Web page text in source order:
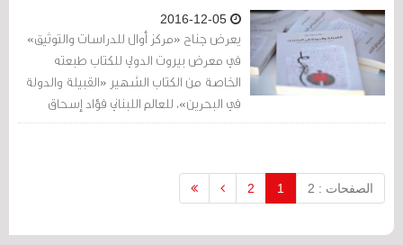
يعرض جناح «مركز أوال للدراسات والتوثيق»
في معرض بيروت الدولي للكتاب طبعته
الخاصة من الكتاب الشهير «القبيلة والدولة
في البحرين»، للعالم اللبناني فؤاد إسحاق
خوري، الكتاب الذي ظل يتربّع على عرش
الصفحات : 2 1
2